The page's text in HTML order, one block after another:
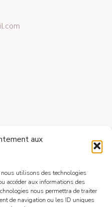
aux
utilisons des technologies
accéder aux informations des
nous permettra de traiter
de navigation ou les ID uniques